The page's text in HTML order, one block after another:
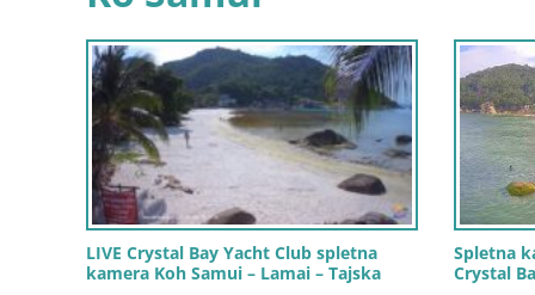
LIVE Crystal Bay Yacht Club spletna
kamera Koh Samui – Lamai – Tajska
Spletna
Crystal